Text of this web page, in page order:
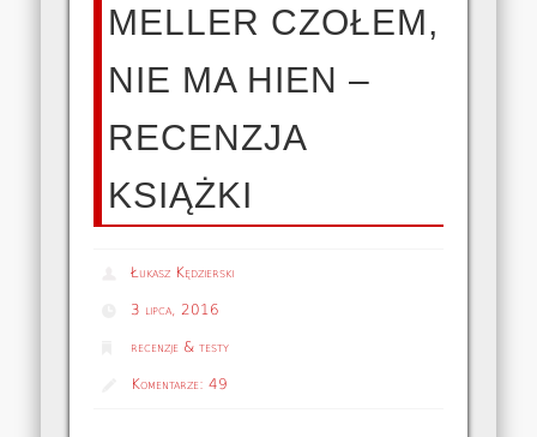
MELLER CZOŁEM,
NIE MA HIEN –
RECENZJA
KSIĄŻKI
Łukasz Kędzierski
3 lipca, 2016
recenzje & testy
Komentarze:49